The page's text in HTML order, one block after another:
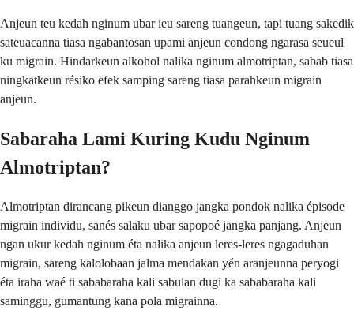
Anjeun teu kedah nginum ubar ieu sareng tuangeun, tapi tuang sakedik
sateuacanna tiasa ngabantosan upami anjeun condong ngarasa seueul
ku migrain. Hindarkeun alkohol nalika nginum almotriptan, sabab tiasa
ningkatkeun résiko efek samping sareng tiasa parahkeun migrain
anjeun.
Sabaraha Lami Kuring Kudu Nginum
Almotriptan?
Almotriptan dirancang pikeun dianggo jangka pondok nalika épisode
migrain individu, sanés salaku ubar sapopoé jangka panjang. Anjeun
ngan ukur kedah nginum éta nalika anjeun leres-leres ngagaduhan
migrain, sareng kalolobaan jalma mendakan yén aranjeunna peryogi
éta iraha waé ti sababaraha kali sabulan dugi ka sababaraha kali
saminggu, gumantung kana pola migrainna.